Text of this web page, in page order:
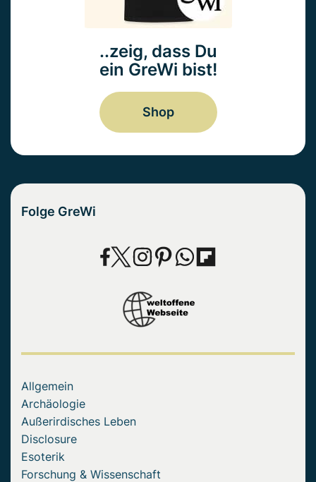
..zeig, dass Du
ein GreWi bist!
Shop
Folge GreWi
Allgemein
Archäologie
Außerirdisches Leben
Disclosure
Esoterik
Forschung & Wissenschaft